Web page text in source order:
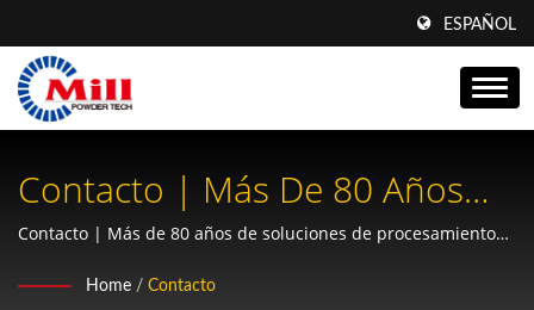
ESPAÑOL
Contacto | Más De 80 Años
De Soluciones De
Procesamiento De Polvos - Mill
Contacto | Más de 80 años de soluciones de procesamiento
Home / Contacto